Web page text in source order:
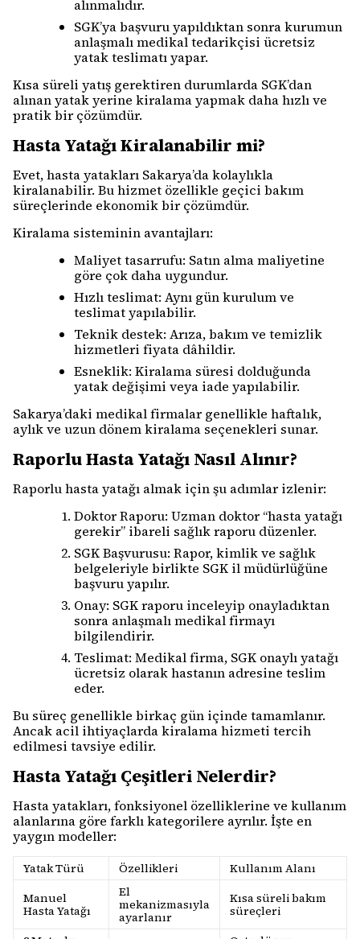
alınmalıdır.
SGK’ya başvuru yapıldıktan sonra kurumun
anlaşmalı medikal tedarikçisi ücretsiz
yatak teslimatı yapar.
Kısa süreli yatış gerektiren durumlarda SGK’dan
alınan yatak yerine kiralama yapmak daha hızlı ve
pratik bir çözümdür.
Hasta Yatağı Kiralanabilir mi?
Evet, hasta yatakları Sakarya’da kolaylıkla
kiralanabilir. Bu hizmet özellikle geçici bakım
süreçlerinde ekonomik bir çözümdür.
Kiralama sisteminin avantajları:
Maliyet tasarrufu: Satın alma maliyetine
göre çok daha uygundur.
Hızlı teslimat: Aynı gün kurulum ve
teslimat yapılabilir.
Teknik destek: Arıza, bakım ve temizlik
hizmetleri fiyata dâhildir.
Esneklik: Kiralama süresi dolduğunda
yatak değişimi veya iade yapılabilir.
Sakarya’daki medikal firmalar genellikle haftalık,
aylık ve uzun dönem kiralama seçenekleri sunar.
Raporlu Hasta Yatağı Nasıl Alınır?
Raporlu hasta yatağı almak için şu adımlar izlenir:
Doktor Raporu: Uzman doktor “hasta yatağı
gerekir” ibareli sağlık raporu düzenler.
SGK Başvurusu: Rapor, kimlik ve sağlık
belgeleriyle birlikte SGK il müdürlüğüne
başvuru yapılır.
Onay: SGK raporu inceleyip onayladıktan
sonra anlaşmalı medikal firmayı
bilgilendirir.
Teslimat: Medikal firma, SGK onaylı yatağı
ücretsiz olarak hastanın adresine teslim
eder.
Bu süreç genellikle birkaç gün içinde tamamlanır.
Ancak acil ihtiyaçlarda kiralama hizmeti tercih
edilmesi tavsiye edilir.
Hasta Yatağı Çeşitleri Nelerdir?
Hasta yatakları, fonksiyonel özelliklerine ve kullanım
alanlarına göre farklı kategorilere ayrılır. İşte en
yaygın modeller:
Yatak Türü Özellikleri
Kullanım Alanı
Manuel
Hasta Yatağı
El
mekanizmasıyla
ayarlanır
Kısa süreli bakım
süreçleri